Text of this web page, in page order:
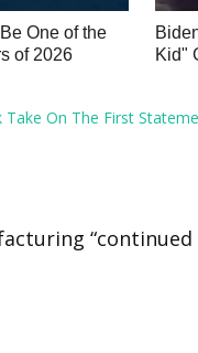
One of the
of 2026
Kid"
Take On The First